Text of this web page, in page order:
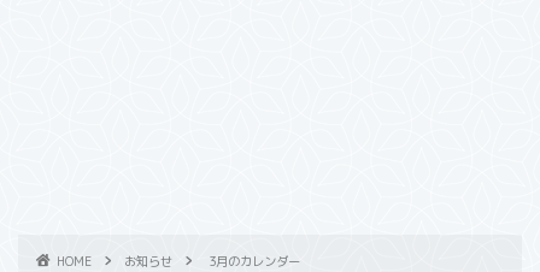
HOME お知らせ 3月のカレンダー